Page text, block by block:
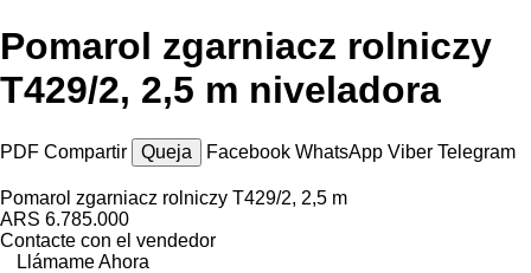
Pomarol zgarniacz rolniczy
T429/2, 2,5 m niveladora
PDF Compartir Queja Facebook WhatsApp Viber Telegram
Pomarol zgarniacz rolniczy T429/2, 2,5 m
ARS 6.785.000
Contacte con el vendedor
Llámame Ahora